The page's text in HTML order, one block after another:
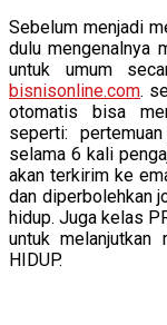
Sebelum menjadi
dulu mengenalnya
untuk umum
bisnisonline.com.
otomatis bisa
seperti:
selama 6 kali
akan terkirim ke
dan diperbolehkan
hidup. Juga kelas
untuk melanjutkan
HIDUP.